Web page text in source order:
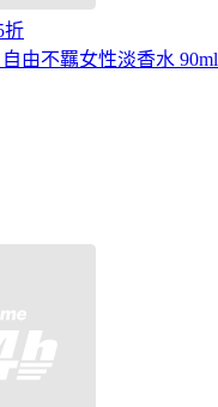
折
由不羈女性淡香水 90ml